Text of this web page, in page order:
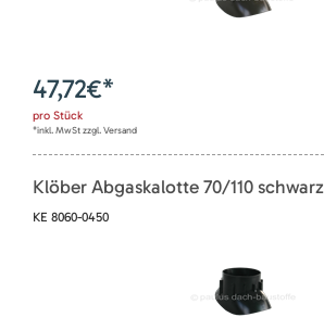
47,72€*
pro Stück
*inkl. MwSt zzgl. Versand
Klöber Abgaskalotte 70/110 schwarz
KE 8060-0450